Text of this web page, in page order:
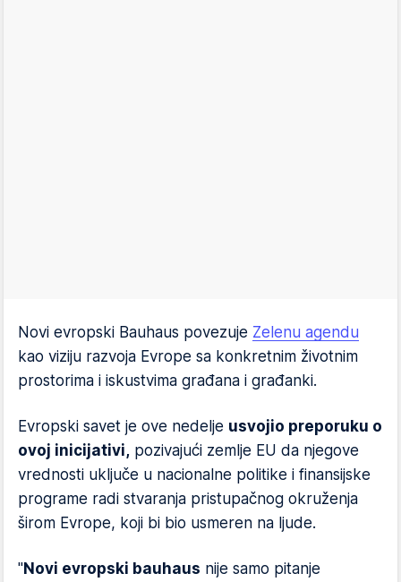
Novi evropski Bauhaus povezuje Zelenu agendu
kao viziju razvoja Evrope sa konkretnim životnim
prostorima i iskustvima građana i građanki.
Evropski savet je ove nedelje usvojio preporuku o
ovoj inicijativi, pozivajući zemlje EU da njegove
vrednosti uključe u nacionalne politike i finansijske
programe radi stvaranja pristupačnog okruženja
širom Evrope, koji bi bio usmeren na ljude.
"Novi evropski bauhaus nije samo pitanje